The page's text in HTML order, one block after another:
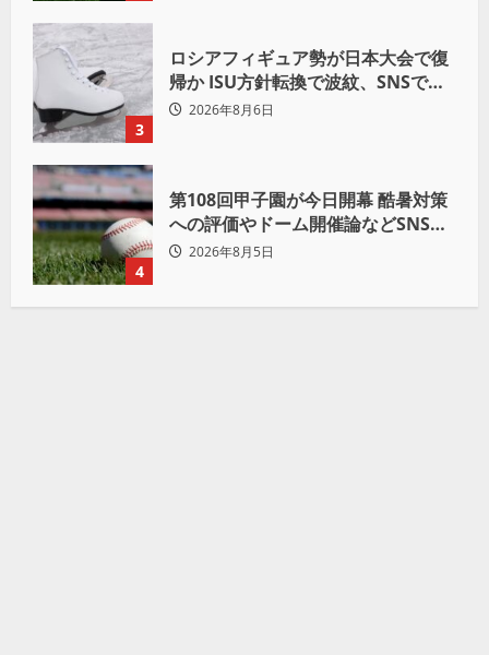
3
ロシアフィギュア勢が日本大会で復
帰か ISU方針転換で波紋、SNSでは
賛否両論
2026年8月6日
4
第108回甲子園が今日開幕 酷暑対策
への評価やドーム開催論などSNSで
議論も
2026年8月5日